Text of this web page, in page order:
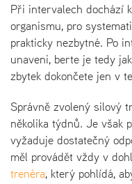
Při intervalech dochází k
organismu, pro
prakticky nezbytné. Po
unaveni, berte je tedy
zbytek dokončete jen v
Správně zvolený silový
několika týdnů. Je však
vyžaduje dostatečný
měl provádět vždy v
trenéra, který pohlídá,